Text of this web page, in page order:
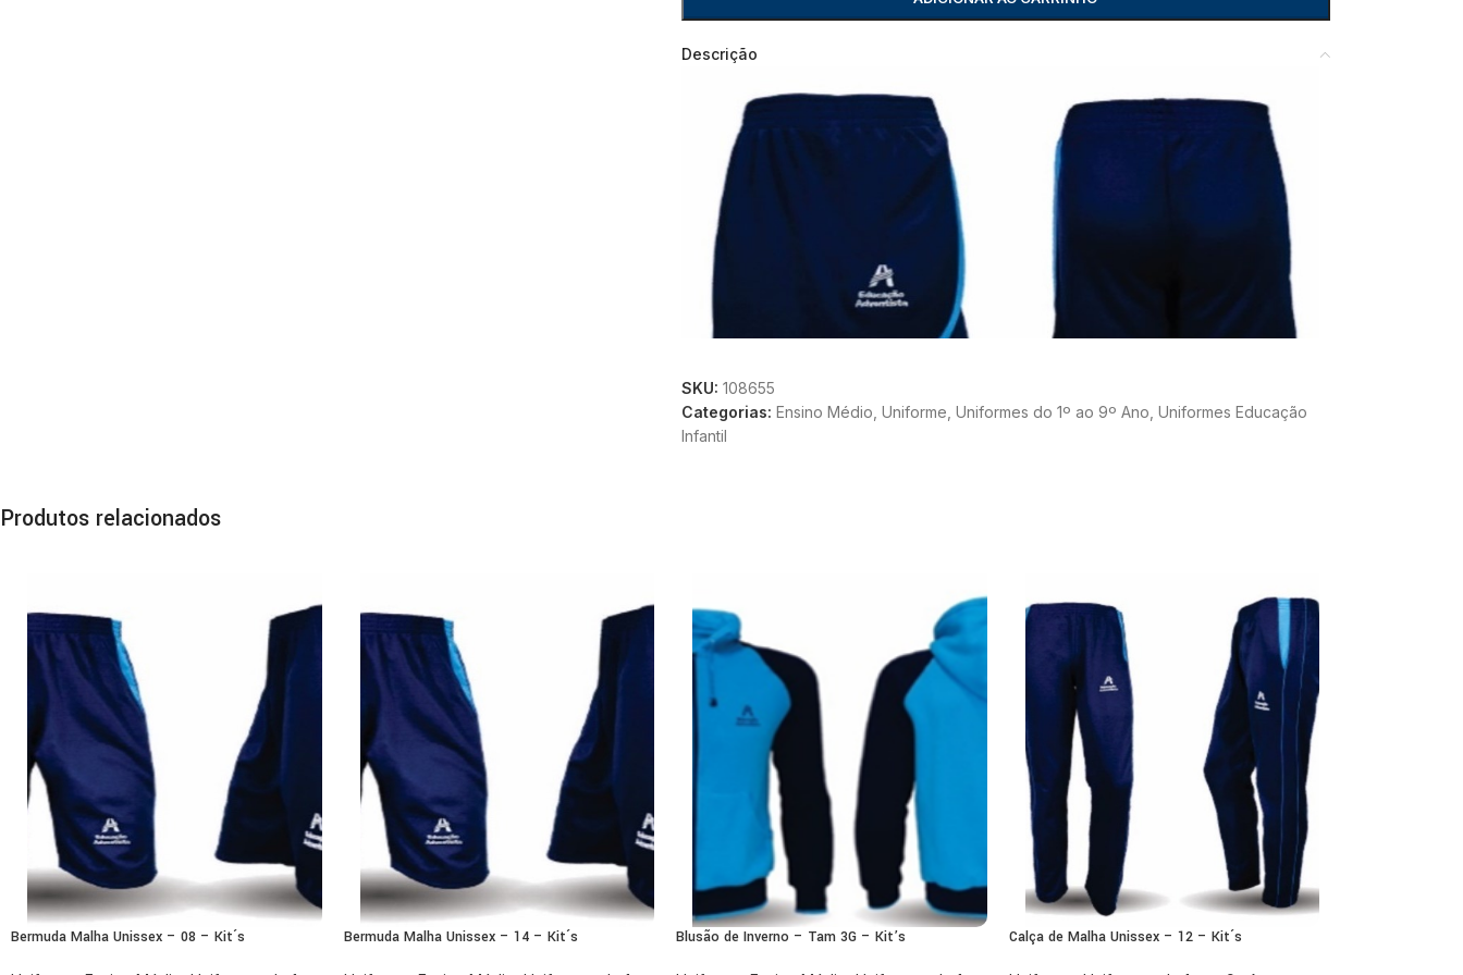
Descrição
SKU: 108655
Categorias: Ensino Médio Uniforme Uniformes do 1º ao 9º Ano Uniformes Educação
Infantil
Produtos relacionados
Bermuda Malha Unissex – 08 – Kit´s Bermuda Malha Unissex – 14 – Kit´s Blusão de Inverno – Tam 3G – Kit’s Calça de Malha Unissex – 12 – Kit´s